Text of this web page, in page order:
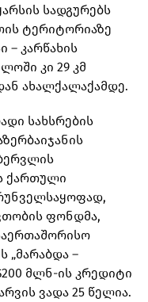
სადგურებს
ტერიტორიაზე
– კარწახის
კი 29 კმ
ახალქალაქამდე.
სახსრების
ქართული
ფონდმა,
„მარაბდა –
მლნ-ის კრედიტი
ვადა 25 წელია.